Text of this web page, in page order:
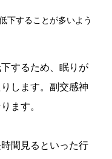
下することが多いよう
するため、眠りが
します。副交感神
ます。
間見るといった行